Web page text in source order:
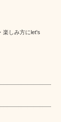
楽しみ方にlet's